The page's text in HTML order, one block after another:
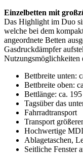
Einzelbetten mit
Das Highlight im Duo
welche bei dem
angeordnete Betten
Gasdruckdämpfer
Nutzungsmöglichkeiten
Bettbreite unten:
Bettbreite oben:
Bettlänge: ca.
Tagsüber das
Fahrradtransport
Transport
Hochwertige
Ablagetaschen,
Seitliche Fenster